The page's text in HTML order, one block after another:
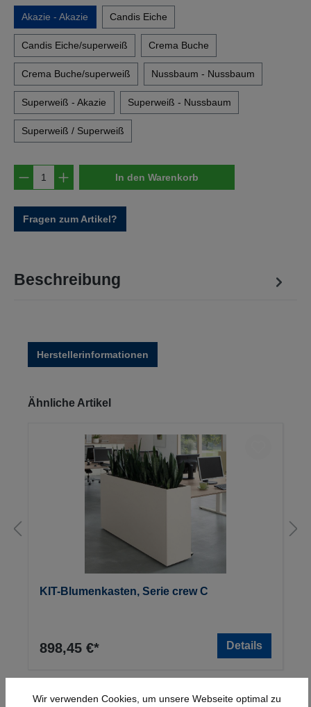
Akazie - Akazie Candis Eiche
Candis Eiche/superweiß Crema Buche
Crema Buche/superweiß Nussbaum - Nussbaum
Superweiß - Akazie Superweiß - Nussbaum
Superweiß / Superweiß
Produkt Anzahl: Gib den gewünschten
In den Warenkorb
Fragen zum Artikel?
Beschreibung
Herstellerinformationen
Produktgalerie überspringen
Ähnliche Artikel
KIT-Blumenkasten, Serie crew C
898,45 €* Details
Wir verwenden Cookies, um unsere Webseite optimal zu